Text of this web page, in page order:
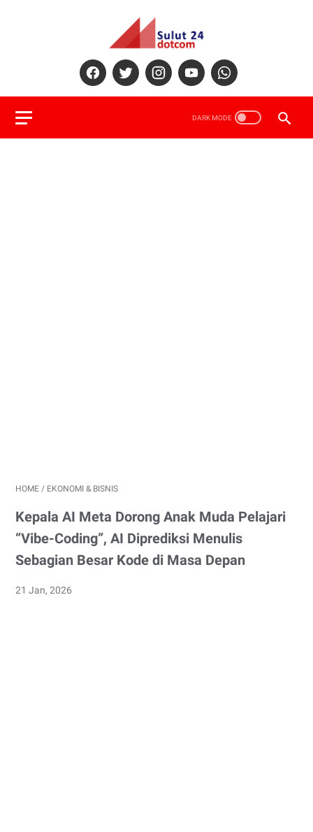
HOME / EKONOMI & BISNIS
Kepala AI Meta Dorong Anak Muda Pelajari
“Vibe-Coding”, AI Diprediksi Menulis
Sebagian Besar Kode di Masa Depan
21 Jan, 2026